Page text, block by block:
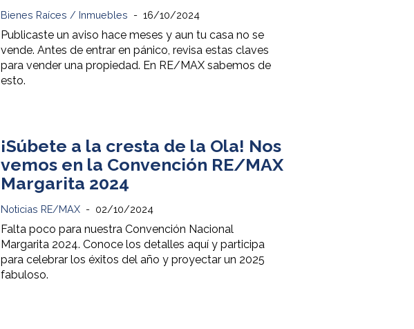
Bienes Raíces / Inmuebles 16/10/2024
Publicaste un aviso hace meses y aun tu casa no se
vende. Antes de entrar en pánico, revisa estas claves
para vender una propiedad. En RE/MAX sabemos de
esto.
¡Súbete a la cresta de la Ola! Nos
vemos en la Convención RE/MAX
Margarita 2024
Noticias RE/MAX 02/10/2024
Falta poco para nuestra Convención Nacional
Margarita 2024. Conoce los detalles aquí y participa
para celebrar los éxitos del año y proyectar un 2025
fabuloso.